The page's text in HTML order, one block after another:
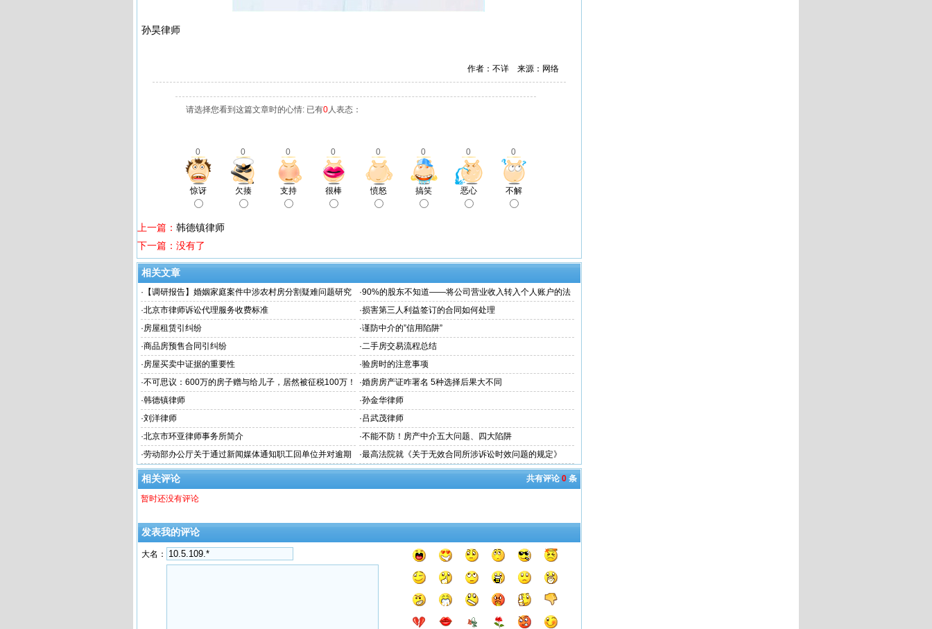
孙昊律师
作者：不详 来源：网络
请选择您看到这篇文章时的心情: 已有0人表态：
0 0 0 0 0 0 0 0
惊讶 欠揍 支持 很棒 愤怒 搞笑 恶心 不解
上一篇： 韩德镇律师
下一篇：没有了
相关文章
· 【调研报告】婚姻家庭案件中涉农村房分割疑难问题研究 ·90%的股东不知道——将公司营业收入转入个人账户的法
律风险！
·北京市律师诉讼代理服务收费标准 ·损害第三人利益签订的合同如何处理
·房屋租赁引纠纷 ·谨防中介的”信用陷阱”
·商品房预售合同引纠纷 ·二手房交易流程总结
·房屋买卖中证据的重要性 ·验房时的注意事项
·不可思议：600万的房子赠与给儿子，居然被征税100万！
将房产“赠与”给子女还不如“卖”给子女？
·婚房房产证咋署名 5种选择后果大不同
·韩德镇律师 ·孙金华律师
·刘洋律师 ·吕武茂律师
·北京市环亚律师事务所简介 ·不能不防！房产中介五大问题、四大陷阱
·劳动部办公厅关于通过新闻媒体通知职工回单位并对逾期
不归者按自动离职或旷工处理问题的复
·最高法院就《关于无效合同所涉诉讼时效问题的规定》
（征求意见稿）
共有评论 0 条
相关评论
暂时还没有评论
发表我的评论
大名：